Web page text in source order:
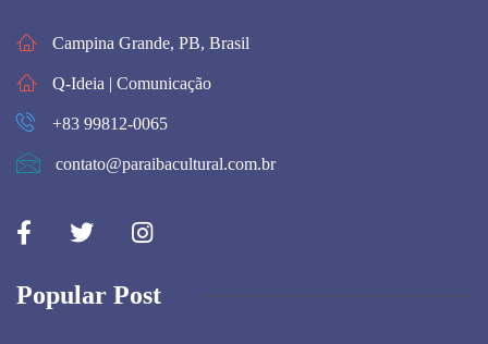
Campina Grande, PB, Brasil
Q-Ideia | Comunicação
+83 99812-0065
contato@paraibacultural.com.br
Popular Post